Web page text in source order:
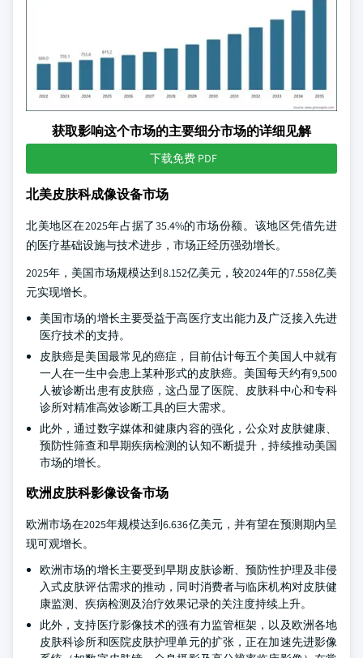
获取影响这个市场的主要细分市场的详细见解
下载免费 PDF
北美皮肤科成像设备市场
北美地区在2025年占据了35.4%的市场份额。该地区凭借先进
的医疗基础设施与技术进步，市场正经历强劲增长。
2025年，美国市场规模达到8.152亿美元，较2024年的7.558亿美
元实现增长。
美国市场的增长主要受益于高医疗支出能力及广泛接入先进
医疗技术的支持。
皮肤癌是美国最常见的癌症，目前估计每五个美国人中就有
一人在一生中会患上某种形式的皮肤癌。美国每天约有9,500
人被诊断出患有皮肤癌，这凸显了医院、皮肤科中心和专科
诊所对精准高效诊断工具的巨大需求。
此外，通过数字媒体和健康内容的强化，公众对皮肤健康、
预防性筛查和早期疾病检测的认知不断提升，持续推动美国
市场的增长。
欧洲皮肤科影像设备市场
欧洲市场在2025年规模达到6.636亿美元，并有望在预测期内呈
现可观增长。
欧洲市场的增长主要受到早期皮肤诊断、预防性护理及非侵
入式皮肤评估需求的推动，同时消费者与临床机构对皮肤健
康监测、疾病检测及治疗效果记录的关注度持续上升。
此外，支持医疗影像技术的强有力监管框架，以及欧洲各地
皮肤科诊所和医院皮肤护理单元的扩张，正在加速先进影像